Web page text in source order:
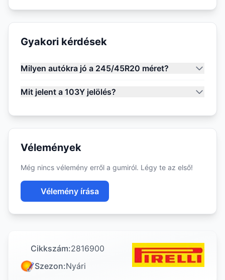
Gyakori kérdések
Milyen autókra jó a 245/45R20 méret?
Mit jelent a 103Y jelölés?
Vélemények
Még nincs vélemény erről a gumiról. Légy te az első!
Vélemény írása
Cikkszám:2816900
Szezon:Nyári